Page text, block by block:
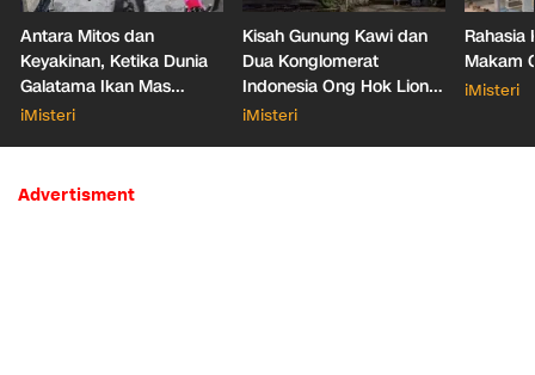
Antara Mitos dan
Keyakinan, Ketika Dunia
Galatama Ikan Mas
Bersentuhan dengan Hal
iMisteri
Kisah Gunung Kawi dan
Dua Konglomerat
Indonesia Ong Hok Liong
hingga Liem Sioe Liong
iMisteri
Rahasia
Makam
iMisteri
Advertisment